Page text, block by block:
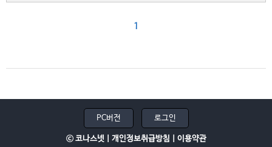
1
PC버전 로그인
ⓒ 코나스넷 | 개인정보취급방침 이용약관